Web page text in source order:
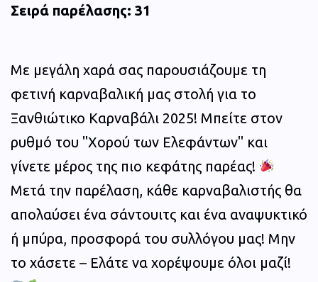
Σειρά παρέλασης: 31
Με μεγάλη χαρά σας παρουσιάζουμε τη
φετινή καρναβαλική μας στολή για το
Ξανθιώτικο Καρναβάλι 2025! Μπείτε στον
ρυθμό του "Χορού των Ελεφάντων" και
γίνετε μέρος της πιο κεφάτης παρέας!
Μετά την παρέλαση, κάθε καρναβαλιστής θα
απολαύσει ένα σάντουιτς και ένα αναψυκτικό
ή μπύρα, προσφορά του συλλόγου μας! Μην
το χάσετε – Ελάτε να χορέψουμε όλοι μαζί!